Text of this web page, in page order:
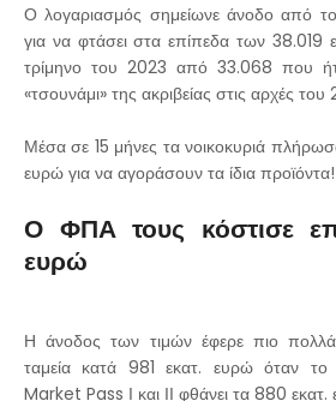
Ο λογαριασμός σημείωνε άνοδο από
για να φτάσει στα επίπεδα των 38.019
τρίμηνο του 2023 από 33.068 που
«τσουνάμι» της ακριβείας στις αρχές του
Μέσα σε 15 μήνες τα νοικοκυριά
ευρώ για να αγοράσουν τα ίδια προϊόντα!
Ο ΦΠΑ τους κόστισε
ευρώ
Η άνοδος των τιμών έφερε πιο
ταμεία κατά 981 εκατ. ευρώ όταν το
Market Pass Ι και ΙΙ φθάνει τα 880 εκατ.